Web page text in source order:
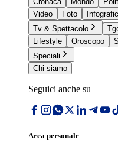
Video
Foto
Tv & Spettacolo
Lifestyle
Oroscopo
Speciali
Chi siamo
Seguici anche su
Area personale